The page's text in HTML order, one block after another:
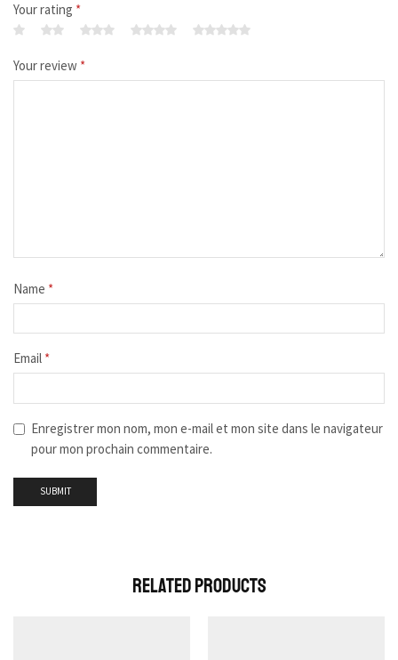
Your rating *
Your review *
Name *
Email *
Enregistrer mon nom, mon e-mail et mon site dans le navigateur
pour mon prochain commentaire.
Related Products